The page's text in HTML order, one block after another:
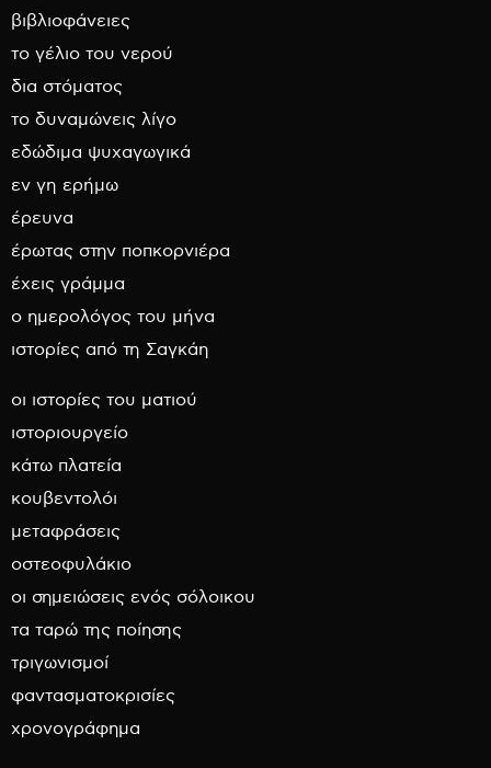
βιβλιοφάνειες
το γέλιο του νερού
δια στόματος
το δυναμώνεις λίγο
εδώδιμα ψυχαγωγικά
εν γη ερήμω
έρευνα
έρωτας στην ποπκορνιέρα
έχεις γράμμα
ο ημερολόγος του μήνα
ιστορίες από τη Σαγκάη
οι ιστορίες του ματιού
ιστοριουργείο
κάτω πλατεία
κουβεντολόι
μεταφράσεις
οστεοφυλάκιο
οι σημειώσεις ενός σόλοικου
τα ταρώ της ποίησης
τριγωνισμοί
φαντασματοκρισίες
χρονογράφημα